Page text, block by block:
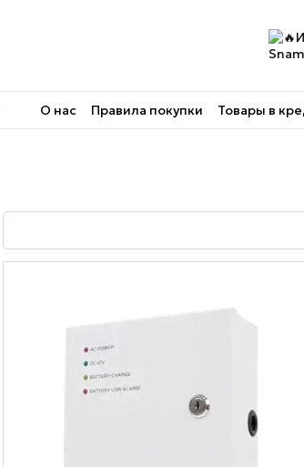
О нас Правила покупки Товары в